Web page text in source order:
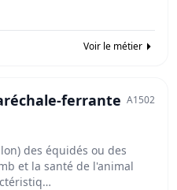
Voir le métier
ferrante A1502
des équidés ou des
et la santé de l'animal